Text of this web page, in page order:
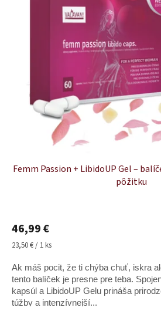
Femm Passion + LibidoUP Gel –
pôžitku
produktu
je
5,0
z
hviezdičiek.
46,99 €
Jednotková
23,50 € / 1 ks
Ak máš pocit, že ti chýba chuť, iskra
tento balíček je presne pre teba.
kapsúl a LibidoUP Gelu prináša
túžby a intenzívnejší...